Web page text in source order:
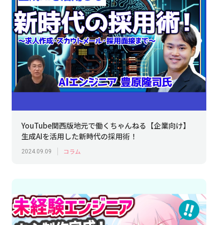
YouTube関西版地元で働くちゃんねる【企業向け】
生成AIを活用した新時代の採用術！
2024.09.09 コラム